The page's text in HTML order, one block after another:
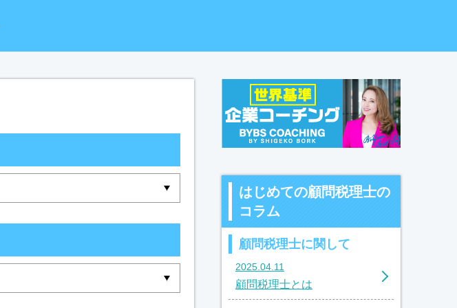
はじめての顧問税理士の
コラム
顧問税理士に関して
2025.04.11
顧問税理士とは